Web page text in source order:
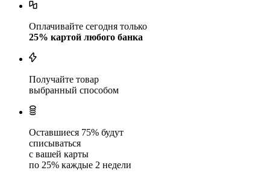
Оплачивайте сегодня только
25% картой любого банка
Получайте товар
выбранный способом
Оставшиеся 75% будут
списываться
с вашей карты
по 25% каждые 2 недели